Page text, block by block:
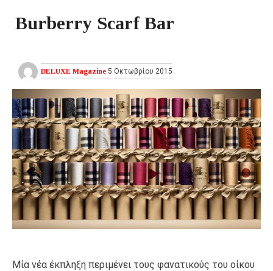
Burberry Scarf Bar
DELUXE Magazine 5 Οκτωβρίου 2015
Μία νέα έκπληξη περιμένει τους φανατικούς του οίκου